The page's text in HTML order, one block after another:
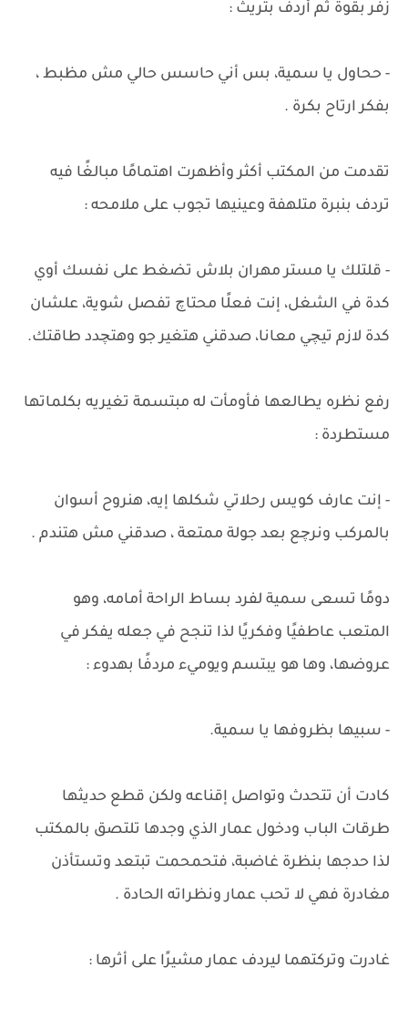
زفر بقوة ثم أردف بتريث :
- ححاول يا سمية، بس أني حاسس حالي مش مظبط ،
بفكر ارتاح بكرة .
تقدمت من المكتب أكثر وأظهرت اهتمامًا مبالغًا فيه
تردف بنبرة متلهفة وعينيها تجوب على ملامحه :
- قلتلك يا مستر مهران بلاش تضغط على نفسك أوي
كدة في الشغل، إنت فعلًا محتاچ تفصل شوية، علشان
كدة لازم تيچي معانا، صدقني هتغير جو وهتچدد طاقتك.
رفع نظره يطالعها فأومأت له مبتسمة تغيريه بكلماتها
مستطردة :
- إنت عارف كويس رحلاتي شكلها إيه، هنروح أسوان
بالمركب ونرچع بعد جولة ممتعة ، صدقني مش هتندم .
دومًا تسعى سمية لفرد بساط الراحة أمامه، وهو
المتعب عاطفيًا وفكريًا لذا تنجح في جعله يفكر في
عروضها، وها هو يبتسم ويوميء مردفًا بهدوء :
- سبيها بظروفها يا سمية.
كادت أن تتحدث وتواصل إقناعه ولكن قطع حديثها
طرقات الباب ودخول عمار الذي وجدها تلتصق بالمكتب
لذا حدجها بنظرة غاضبة، فتحمحمت تبتعد وتستأذن
مغادرة فهي لا تحب عمار ونظراته الحادة .
غادرت وتركتهما ليردف عمار مشيرًا على أثرها :